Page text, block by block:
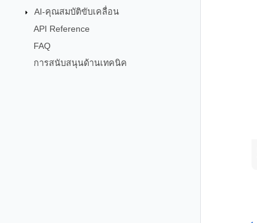
AI-คุณสมบัติขับเคลื่อน
API Reference
FAQ
การสนับสนุนด้านเทคนิค